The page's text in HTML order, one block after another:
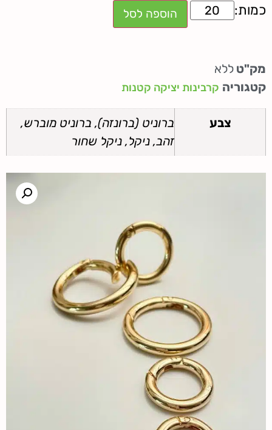
הוספה לסל
מק"ט ללא
קטגוריה קרבינות יציקה קטנות
צבע
ברוניט (ברונזה), ברוניט מוברש,
זהב, ניקל, ניקל שחור